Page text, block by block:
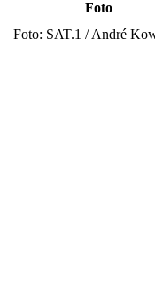
Foto
Foto: SAT.1 / André